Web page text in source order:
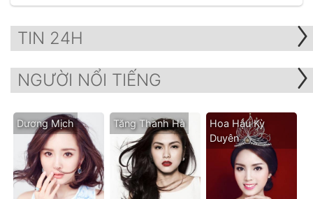
TIN 24H
NGƯỜI NỔI TIẾNG
Dương Mịch Tăng Thanh Hà
Hoa Hậu Kỳ
Duyên